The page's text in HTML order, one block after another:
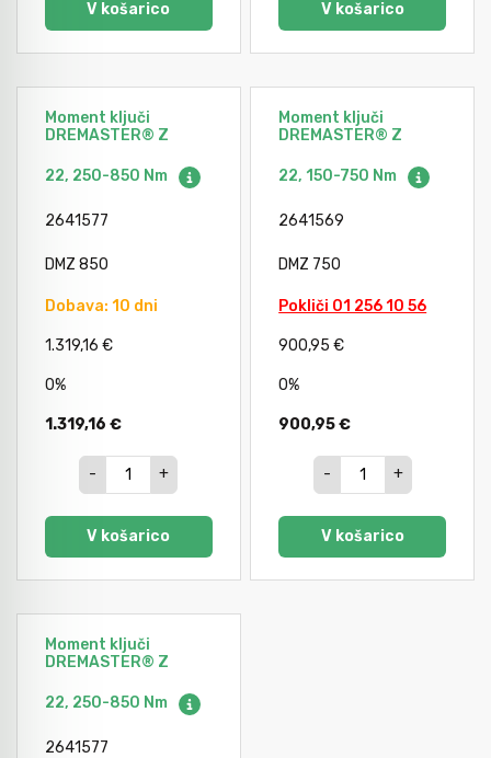
V košarico V košarico
Moment ključi
DREMASTER® Z
22, 250-850 Nm
2641577
DMZ 850
Dobava: 10 dni
1.319,16 €
0%
1.319,16 €
- +
V košarico
Moment ključi
DREMASTER® Z
22, 150-750 Nm
2641569
DMZ 750
Pokliči 01 256 10 56
900,95 €
0%
900,95 €
- +
V košarico
Moment ključi
DREMASTER® Z
22, 250-850 Nm
2641577